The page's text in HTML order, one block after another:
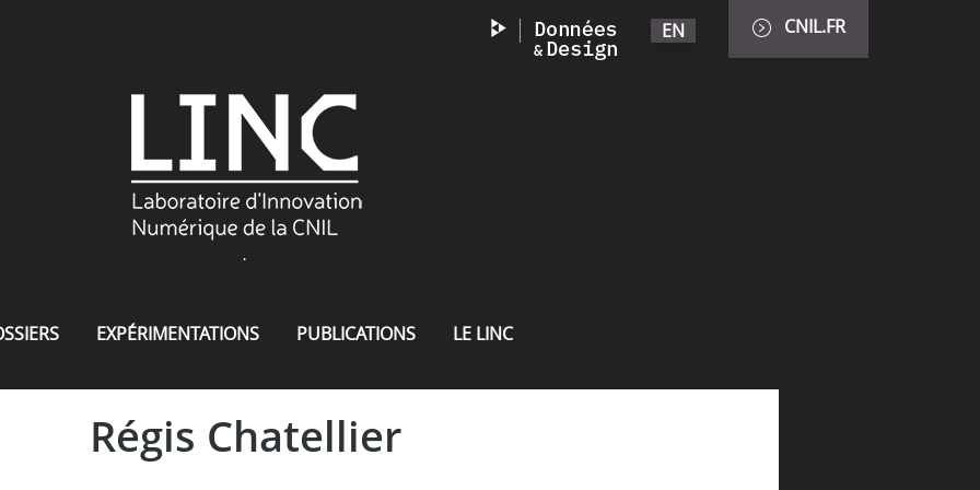
EN CNIL.FR
.
EXPÉRIMENTATIONS PUBLICATIONS LE LINC
Régis Chatellier